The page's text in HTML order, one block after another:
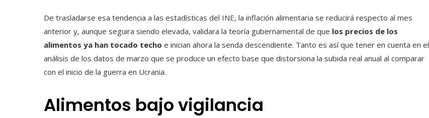
De trasladarse esa tendencia a las estadísticas del INE, la inflación alimentaria se reducirá respecto al mes
anterior y, aunque seguira siendo elevada, validara la teoría gubernamental de que los precios de los
alimentos ya han tocado techo e inician ahora la senda descendiente. Tanto es así que tener en cuenta en el
análisis de los datos de marzo que se produce un efecto base que distorsiona la subida real anual al comparar
con el inicio de la guerra en Ucrania.
Alimentos bajo vigilancia